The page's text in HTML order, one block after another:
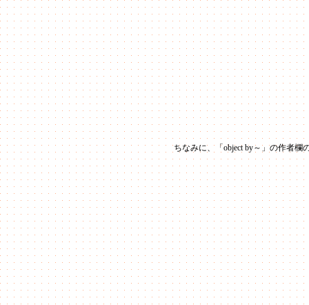
ちなみに、「object by～」の作者欄